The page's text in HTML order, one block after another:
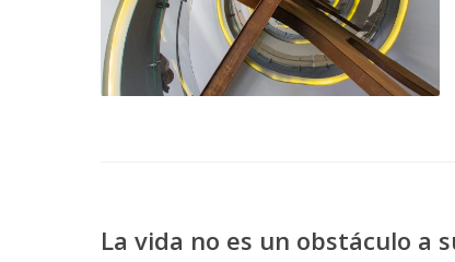
La vida no es un obstáculo a